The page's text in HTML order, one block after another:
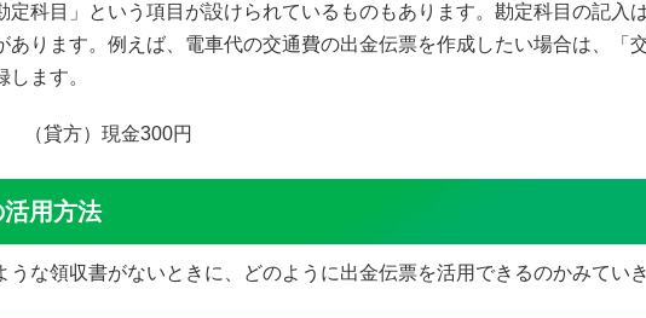
定科目」という項目が設けられているものもあります。勘定科目の記入
あります。例えば、電車代の交通費の出金伝票を作成したい場合は、「
ます。
（貸方）現金300円
用方法
うな領収書がないときに、どのように出金伝票を活用できるのかみていき